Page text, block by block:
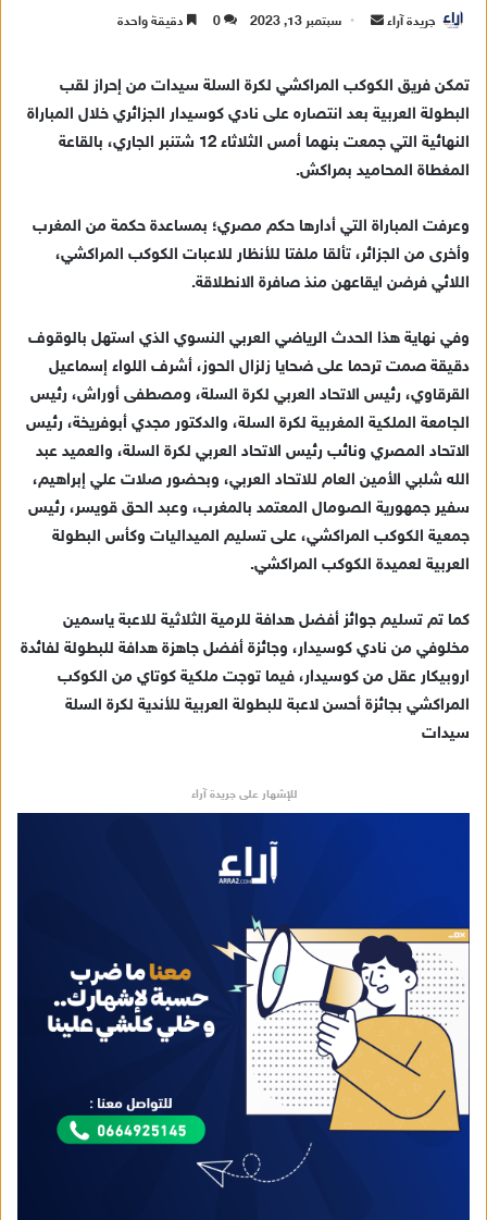
جريدة آراء
ب
ي
إ
ل
ت
ر
ن
سبتمبر 13, 2023 0 دقيقة واحدة
تمكن فريق الكوكب المراكشي لكرة السلة سيدات من إحراز لقب
البطولة العربية بعد انتصاره على نادي كوسيدار الجزائري خلال المباراة
النهائية التي جمعت بنهما أمس الثلاثاء 12 شتنبر الجاري، بالقاعة
المغطاة المحاميد بمراكش.
وعرفت المباراة التي أدارها حكم مصري؛ بمساعدة حكمة من المغرب
وأخرى من الجزائر، تألقا ملفتا للأنظار للاعبات الكوكب المراكشي،
اللائي فرضن ايقاعهن منذ صافرة الانطلاقة.
وفي نهاية هذا الحدث الرياضي العربي النسوي الذي استهل بالوقوف
دقيقة صمت ترحما على ضحايا زلزال الحوز، أشرف اللواء إسماعيل
القرقاوي، رئيس الاتحاد العربي لكرة السلة، ومصطفى أوراش، رئيس
الجامعة الملكية المغربية لكرة السلة، والدكتور مجدي أبوفريخة، رئيس
الاتحاد المصري ونائب رئيس الاتحاد العربي لكرة السلة، والعميد عبد
الله شلبي الأمين العام للاتحاد العربي، وبحضور صلات علي إبراهيم،
سفير جمهورية الصومال المعتمد بالمغرب، وعبد الحق قويسر، رئيس
جمعية الكوكب المراكشي، على تسليم الميداليات وكأس البطولة
العربية لعميدة الكوكب المراكشي.
كما تم تسليم جوائز أفضل هدافة للرمية الثلاثية للاعبة ياسمين
مخلوفي من نادي كوسيدار، وجائزة أفضل جاهزة هدافة للبطولة لفائدة
اروبيكار عقل من كوسيدار، فيما توجت ملكية كوتاي من الكوكب
المراكشي بجائزة أحسن لاعبة للبطولة العربية للأندية لكرة السلة
سيدات
للإشهار على جريدة آراء